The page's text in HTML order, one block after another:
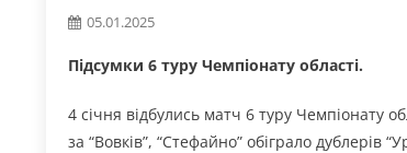
05.01.2025
Підсумки 6 туру Чемпіонату області.
4 січня відбулись матч 6 туру Чемпіонату
за “Вовків”, “Стефайно” обіграло дублерів